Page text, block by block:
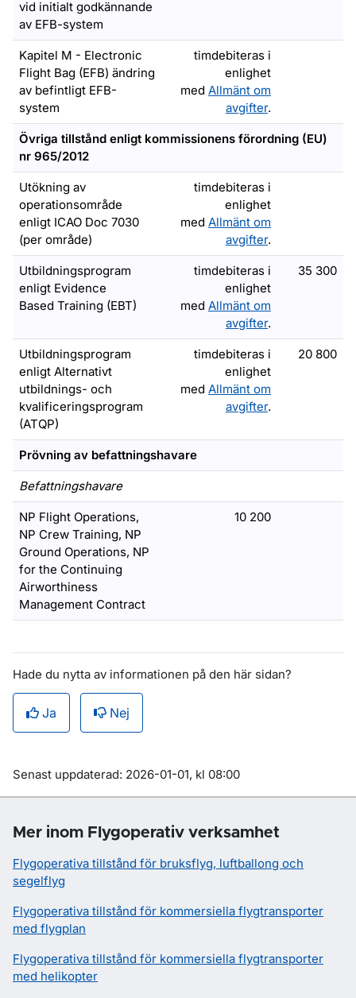
vid initialt godkännande
av EFB-system
Kapitel M - Electronic
Flight Bag (EFB) ändring
av befintligt EFB-
system
timdebiteras i
enlighet
med Allmänt om
avgifter.
Övriga tillstånd enligt kommissionens förordning (EU)
nr 965/2012
Utökning av
operationsområde
enligt ICAO Doc 7030
(per område)
timdebiteras i
enlighet
med Allmänt om
avgifter.
Utbildningsprogram
enligt Evidence
Based Training (EBT)
timdebiteras i
enlighet
med Allmänt om
avgifter.
35 300
Utbildningsprogram
enligt Alternativt
utbildnings- och
kvalificeringsprogram
(ATQP)
timdebiteras i
enlighet
med Allmänt om
avgifter.
20 800
Prövning av befattningshavare
Befattningshavare
NP Flight Operations,
NP Crew Training, NP
Ground Operations, NP
for the Continuing
Airworthiness
Management Contract
10 200
Hade du nytta av informationen på den här sidan?
Ja Nej
Om sidan
Senast uppdaterad: 2026-01-01, kl 08:00
Mer inom Flygoperativ verksamhet
Flygoperativa tillstånd för bruksflyg, luftballong och
segelflyg
Flygoperativa tillstånd för kommersiella flygtransporter
med flygplan
Flygoperativa tillstånd för kommersiella flygtransporter
med helikopter